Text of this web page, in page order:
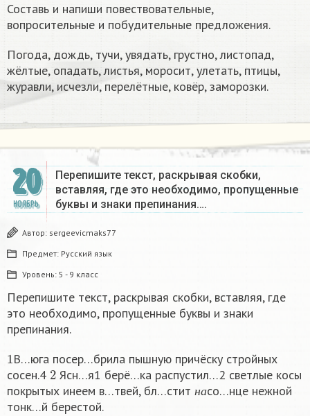
Составь и напиши повествовательные,
вопросительные и побудительные предложения.
Погода, дождь, тучи, увядать, грустно, листопад,
жёлтые, опадать, листья, моросит, улетать, птицы,
журавли, исчезли, перелётные, ковёр, заморозки.
20
НОЯБРЬ
Перепишите текст, раскрывая скобки,
вставляя, где это необходимо, пропущенные
буквы и знаки препинания….
Автор: sergeevicmaks77
Предмет: Русский язык
Уровень: 5 - 9 класс
Перепишите текст, раскрывая скобки, вставляя, где
это необходимо, пропущенные буквы и знаки
препинания.
1 В…юга посер…брила пышную причёску стройных
сосен.4 2 Ясн…я1 берё…ка распустил…2 светлые косы
покрытых инеем в…твей, бл…стит
н а
насо…нце нежной
тонк…й берестой.